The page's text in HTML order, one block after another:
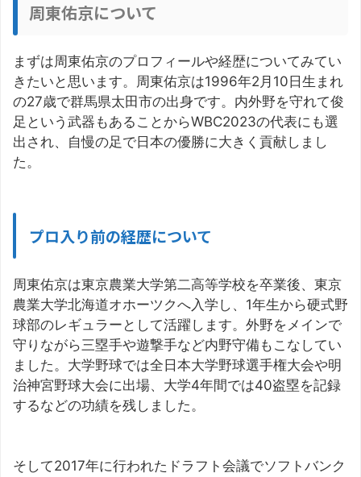
周東佑京について
まずは周東佑京のプロフィールや経歴についてみてい
きたいと思います。周東佑京は1996年2月10日生まれ
の27歳で群馬県太田市の出身です。内外野を守れて俊
足という武器もあることからWBC2023の代表にも選
出され、自慢の足で日本の優勝に大きく貢献しまし
た。
プロ入り前の経歴について
周東佑京は東京農業大学第二高等学校を卒業後、東京
農業大学北海道オホーツクへ入学し、1年生から硬式野
球部のレギュラーとして活躍します。外野をメインで
守りながら三塁手や遊撃手など内野守備もこなしてい
ました。大学野球では全日本大学野球選手権大会や明
治神宮野球大会に出場、大学4年間では40盗塁を記録
するなどの功績を残しました。
そして2017年に行われたドラフト会議でソフトバンク